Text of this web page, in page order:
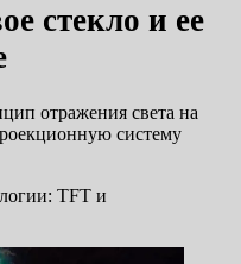
стекло и ее
отражения света на
систему
TFT и